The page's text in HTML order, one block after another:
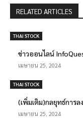
RELATED ARTICLES
THAI STOCK
ข่าวออนไลน์
เมษายน 25, 2024
THAI STOCK
(เพิ่มเติม)กลยุทธ์การล
เมษายน 25, 2024